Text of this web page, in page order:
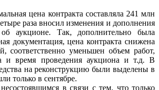
цена контракта составляла 241 млн
раза вносил изменения и дополнения
аукционе. Так, дополнительно была
документация, цена контракта снижена
соответственно уменьшен объем работ,
и время проведения аукциона и т.д. В
на реконструкцию были выделены в
только в сентябре.
в связи с тем, что только